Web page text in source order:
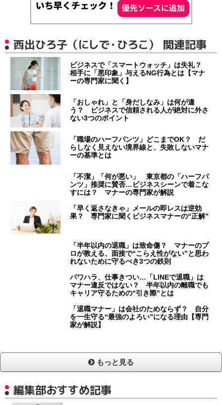
西出ひろ子（にしで・ひろこ） 関連記事
ビジネスで「スマートウォッチ」は失礼？
相手に「悪印象」与えるNG行為とは【マナ
ーの専門家に聞く】
「おしゃれ」と「身だしなみ」は何が違
う？ ビジネスで信頼される人が絶対に外さ
ない3つのポイント
「職場のハーフパンツ」どこまでOK？ だ
らしなく見えない境界線と、失敗しないマナ
ーの基準とは
「不潔」「何が悪い」 東京都の「ハーフパ
ンツ」推奨に賛否…ビジネスシーンで着こな
すには？ マナーの専門家が解説
「早く返さなきゃ」メールの即レスは逆効
果？ 専門家に聞くビジネスマナーの“正解”
「半年以内の退職」は致命傷？ マナーのプ
ロが教える、面接で“こらえ性がない”と思わ
れないために守るべき3つの鉄則
パワハラ、仕事きつい…「LINEで退職」は
マナー違反ではない？ 半年以内の離職でも
キャリア守るための“引き際”とは
「退職マナー」は会社のためならず？ 自分
を一生守る“最強のよろい”になる理由【専門
家が解説】
もっと見る
編集部おすすめ記事